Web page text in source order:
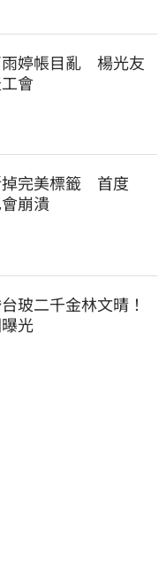
婷帳目亂　楊光友
會
完美標籤　首度
崩潰
玻二千金林文晴！
光